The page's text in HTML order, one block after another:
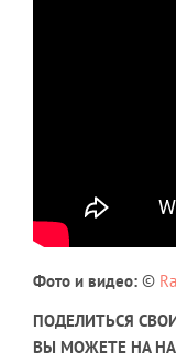
Фото и видео: ©
ПОДЕЛИТЬСЯ
ВЫ МОЖЕТЕ НА